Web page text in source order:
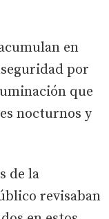
en
por
que
nocturnos y
de la
revisaban